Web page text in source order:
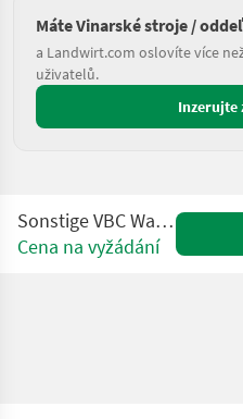
Máte Vinarské stroje /
a Landwirt.com oslovíte více
uživatelů.
Inzerujte
Sonstige VBC Walzenentlauber
Cena na vyžádání